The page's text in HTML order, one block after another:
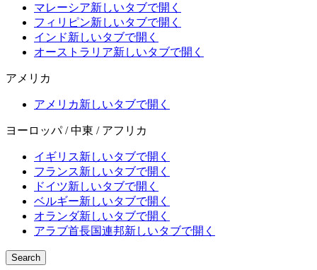
マレーシア新しいタブで開く
フィリピン新しいタブで開く
インド新しいタブで開く
オーストラリア新しいタブで開く
アメリカ
アメリカ新しいタブで開く
ヨーロッパ / 中東 / アフリカ
イギリス新しいタブで開く
フランス新しいタブで開く
ドイツ新しいタブで開く
ベルギー新しいタブで開く
オランダ新しいタブで開く
アラブ首長国連邦新しいタブで開く
Search